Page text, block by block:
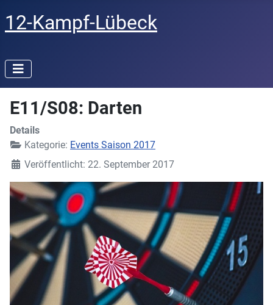
12-Kampf-Lübeck
E11/S08: Darten
Details
Kategorie: Events Saison 2017
Veröffentlicht: 22. September 2017